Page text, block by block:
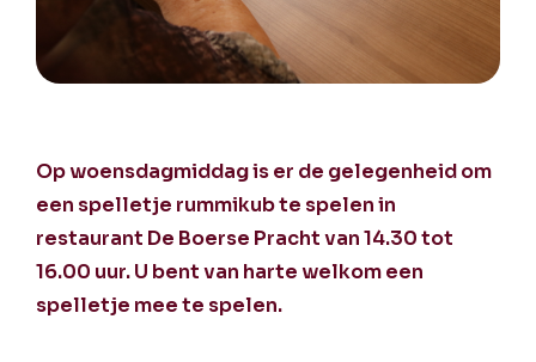
Op woensdagmiddag is er de gelegenheid om
een spelletje rummikub te spelen in
restaurant De Boerse Pracht van 14.30 tot
16.00 uur. U bent van harte welkom een
spelletje mee te spelen.